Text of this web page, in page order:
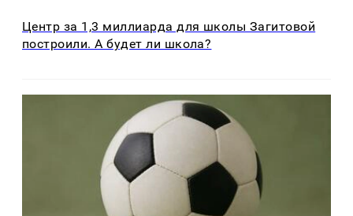
Центр за 1,3 миллиарда для школы Загитовой
построили. А будет ли школа?